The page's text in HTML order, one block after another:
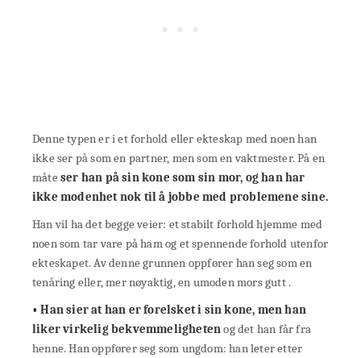
Denne typen er i et forhold eller ekteskap med noen han
ikke ser på som en partner, men som en vaktmester. På en
måteser han på sin kone som sin mor, og hanhar
ikke modenhetnok til å jobbe med problemene sine.
Han vil ha det begge veier: et stabilt forhold hjemme med
noen som tar vare på ham og et spennende forhold utenfor
ekteskapet. Av denne grunnen oppfører han seg som en
tenåring eller, mer nøyaktig, en umoden mors gutt .
• Han sier at han er forelsket i sin kone, men han
liker virkelig bekvemmelighetenog det han får fra
henne. Han oppfører seg som ungdom: han leter etter